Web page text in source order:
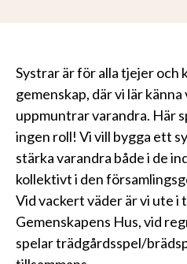
Systrar är för alla tjejer och
gemenskap, där vi lär
uppmuntrar varandra. Här
ingen roll! Vi vill bygga ett
stärka varandra både i de
kollektivt i den
Vid vackert väder är vi ute i
Gemenskapens Hus, vid
spelar trädgårdsspel/